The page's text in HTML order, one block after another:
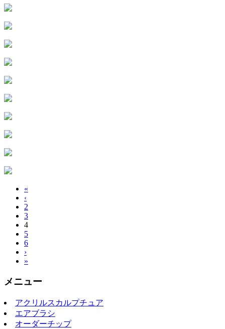
«
‹
2
3
4
5
6
›
»
メニュー
アクリルスカルプチュア
エアブラシ
オーダーチップ